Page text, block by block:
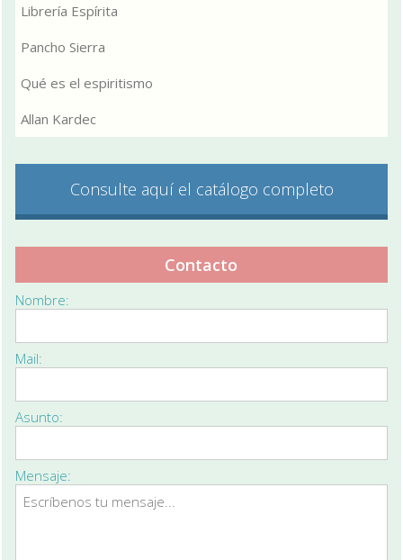
Librería Espírita
Pancho Sierra
Qué es el espiritismo
Allan Kardec
Consulte aquí el catálogo completo
Contacto
Nombre:
Mail:
Asunto:
Mensaje: